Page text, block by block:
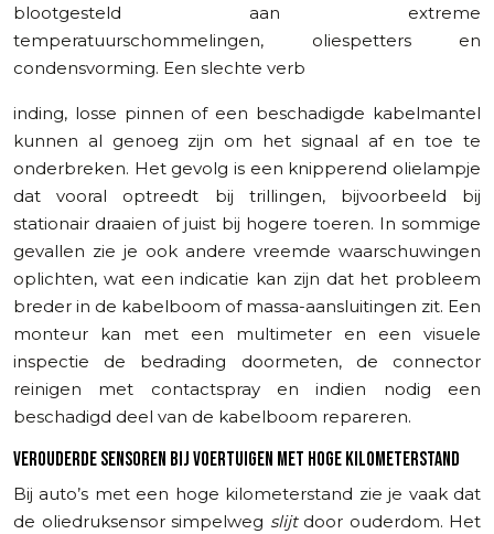
blootgesteld aan extreme
temperatuurschommelingen, oliespetters en
condensvorming. Een slechte verb
inding, losse pinnen of een beschadigde kabelmantel
kunnen al genoeg zijn om het signaal af en toe te
onderbreken. Het gevolg is een knipperend olielampje
dat vooral optreedt bij trillingen, bijvoorbeeld bij
stationair draaien of juist bij hogere toeren. In sommige
gevallen zie je ook andere vreemde waarschuwingen
oplichten, wat een indicatie kan zijn dat het probleem
breder in de kabelboom of massa-aansluitingen zit. Een
monteur kan met een multimeter en een visuele
inspectie de bedrading doormeten, de connector
reinigen met contactspray en indien nodig een
beschadigd deel van de kabelboom repareren.
VEROUDERDE SENSOREN BIJ VOERTUIGEN MET HOGE KILOMETERSTAND
Bij auto’s met een hoge kilometerstand zie je vaak dat
de oliedruksensor simpelweg slijtdoor ouderdom. Het